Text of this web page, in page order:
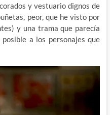
y vestuario dignos de
peor, que he visto por
y una trama que parecía
a los personajes que